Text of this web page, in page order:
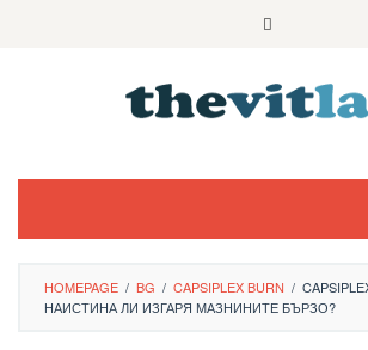
HOMEPAGE / BG / CAPSIPLEX BURN /
НАИСТИНА ЛИ ИЗГАРЯ МАЗНИНИТЕ БЪРЗО?